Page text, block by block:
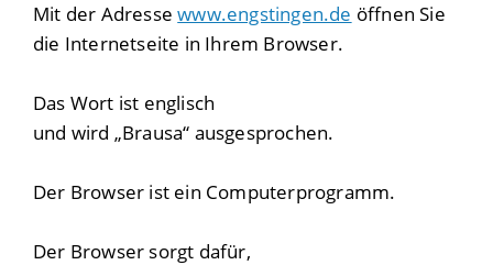
Mit der Adressewww.engstingen.de öffnen Sie
die Internetseite in Ihrem Browser.
Das Wort ist englisch
und wird „Brausa“ ausgesprochen.
Der Browser ist ein Computerprogramm.
Der Browser sorgt dafür,